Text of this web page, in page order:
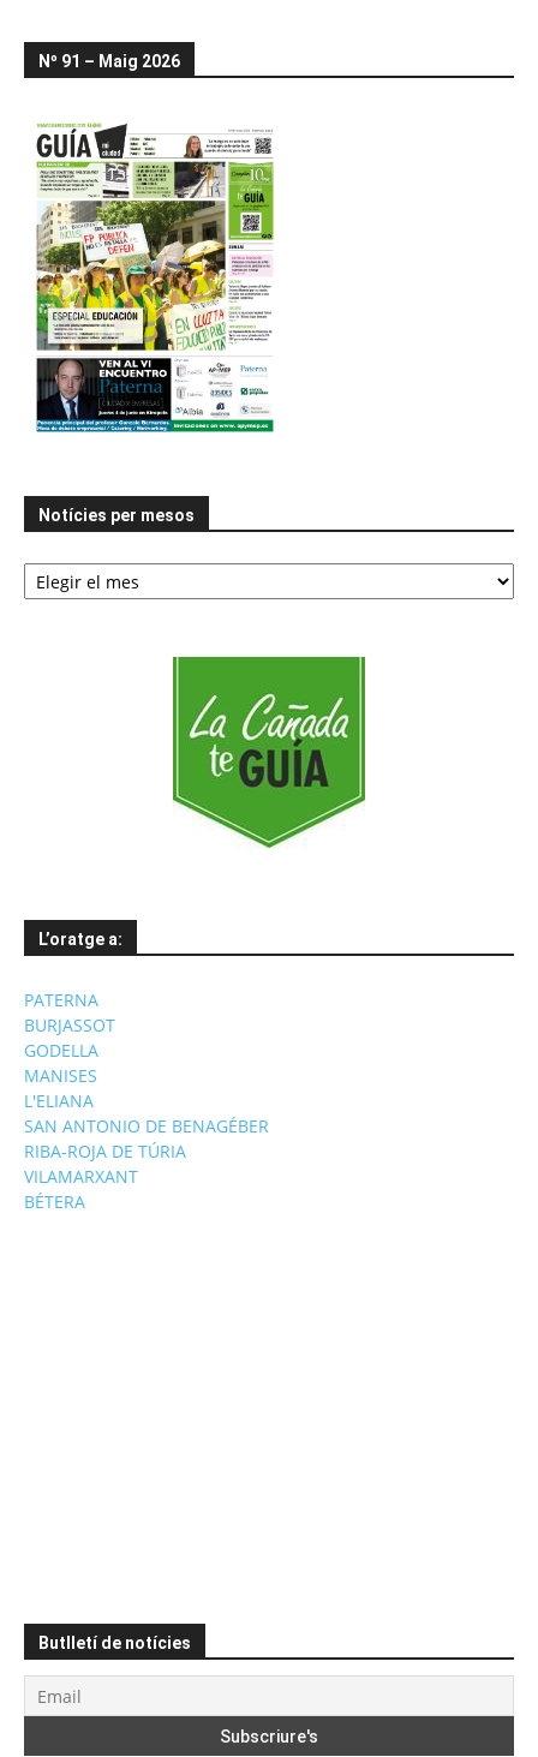
Nº 91 – Maig 2026
Notícies per mesos
Notícies
per
L’oratge a:
PATERNA
BURJASSOT
GODELLA
MANISES
L'ELIANA
SAN ANTONIO DE BENAGÉBER
RIBA-ROJA DE TÚRIA
VILAMARXANT
BÉTERA
Butlletí de notícies